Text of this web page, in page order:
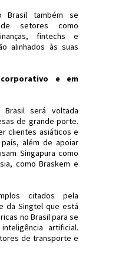
Brasil também se
setores como
fintechs e
alinhados às suas
e em
será voltada
de grande porte.
clientes asiáticos e
além de apoiar
Singapura como
como Braskem e
citados pela
da Singtel que está
no Brasil para se
artificial.
de transporte e